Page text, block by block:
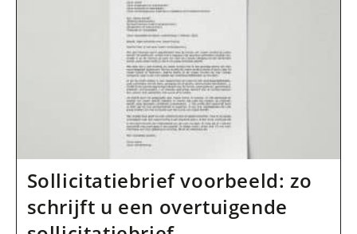
Sollicitatiebrief voorbeeld: zo
schrijft u een overtuigende